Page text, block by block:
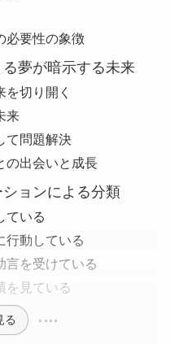
必要性の象徴
夢が暗示する未来
切り開く
来
て問題解決
の出会いと成長
ョンによる分類
ている
行動している
言を受けている
を見ている
る